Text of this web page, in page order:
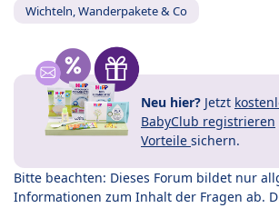
Wichteln, Wanderpakete & Co
Neu hier? Jetzt
BabyClub registrieren
Vorteile sichern.
Bitte beachten: Dieses Forum bildet nur
Informationen zum Inhalt der Fragen ab.